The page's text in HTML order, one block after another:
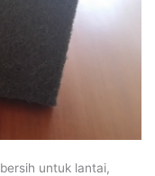
untuk lantai,